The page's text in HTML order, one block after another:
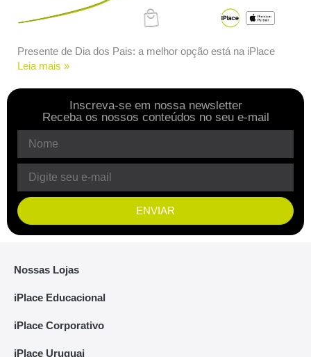
Presente de Dia dos Pais: a melhor opção está na iPlace
Leia mais »
Inscreva-se em nossa newsletter
Receba os nossos conteúdos no seu e-mail
ENVIAR
Nossas Lojas
iPlace Educacional
iPlace Corporativo
iPlace Uruguai